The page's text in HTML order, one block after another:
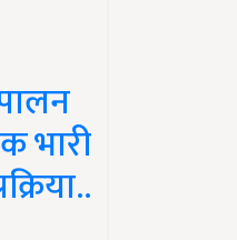
भारी